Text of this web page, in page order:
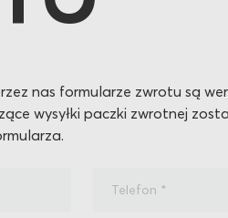
nas formularze zwrotu są
wysyłki paczki zwrotnej